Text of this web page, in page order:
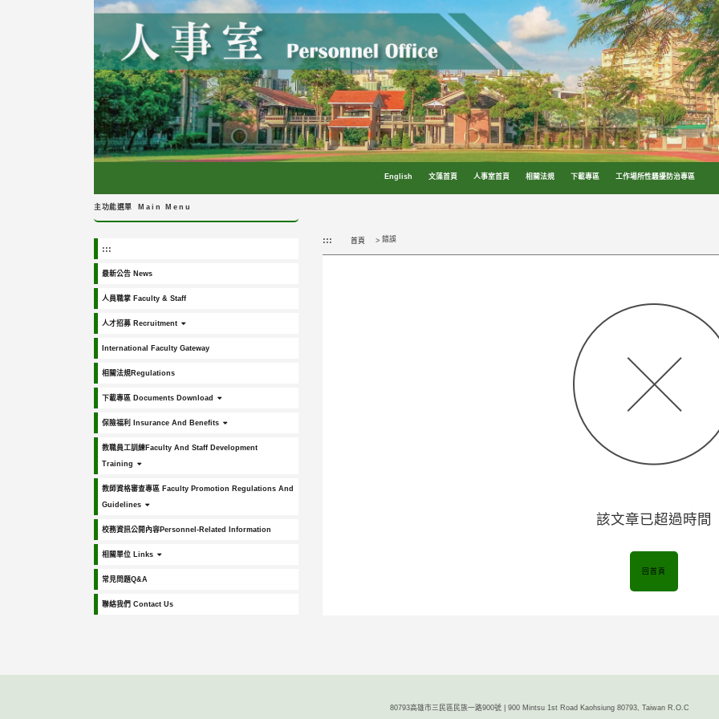
English 文藻首頁 人事室首頁 相關法規 下載專區 工作場所性騷擾防治專區
主功能選單 Main Menu
:::
最新公告 News
人員職掌 Faculty & Staff
人才招募 Recruitment
International Faculty Gateway
相關法規Regulations
下載專區 Documents Download
保險福利 Insurance And Benefits
教職員工訓練Faculty And Staff Development
Training
教師資格審查專區 Faculty Promotion Regulations And
Guidelines
校務資訊公開內容Personnel-Related Information
相關單位 Links
常見問題Q&A
聯絡我們 Contact Us
::: 首頁 錯誤
該文章已超過時間
回首頁
80793高雄市三民區民族一路900號 | 900 Mintsu 1st Road Kaohsiung 80793, Taiwan R.O.C